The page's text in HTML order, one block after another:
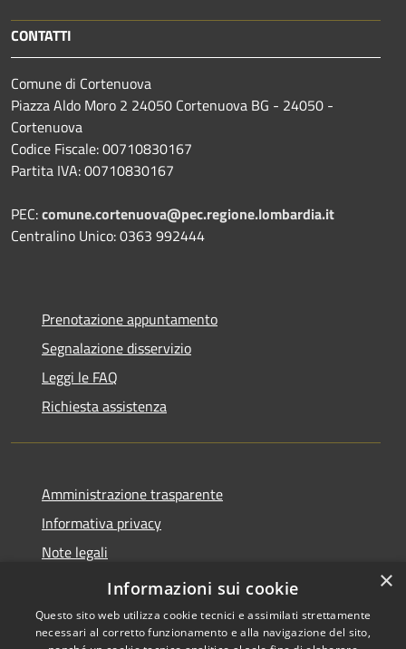
CONTATTI
Comune di Cortenuova
Piazza Aldo Moro 2 24050 Cortenuova BG - 24050 -
Cortenuova
Codice Fiscale: 00710830167
Partita IVA: 00710830167
PEC:comune.cortenuova@pec.regione.lombardia.it
Centralino Unico: 0363 992444
Prenotazione appuntamento
Segnalazione disservizio
Leggi le FAQ
Richiesta assistenza
Amministrazione trasparente
Informativa privacy
Note legali
Dichiarazione di accessibilità
×
Informazioni sui cookie
Questo sito web utilizza cookie tecnici e assimilati strettamente
necessari al corretto funzionamento e alla navigazione del sito,